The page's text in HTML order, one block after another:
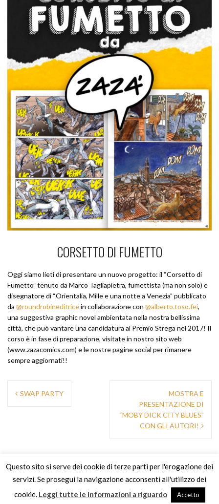
CORSETTO DI FUMETTO
Oggi siamo lieti di presentare un nuovo progetto: il “Corsetto di
Fumetto” tenuto da Marco Tagliapietra, fumettista (ma non solo) e
disegnatore di “Orientalia, Mille e una notte a Venezia” pubblicato
da @roundrobineditricein collaborazione con @alberto.toso.fei,
una suggestiva graphic novel ambientata nella nostra bellissima
città, che può vantare una candidatura al Premio Strega nel 2017! Il
corso è in fase di preparazione, visitate in nostro sito web
(www.zazacomics.com) e le nostre pagine social per rimanere
sempre aggiornati!!
Navigazione
SWAP PARTY
MOSTRA E
PRESENTAZIONE DI
“MOBY DICK CITY BLUES”
CON GLI AUTORI!
Funziona grazie a WordPress|Tema:Oriaby JustFreeThemes.
Questo sito si serve dei cookie di terze parti per l'erogazione dei
servizi. Se prosegui la navigazione acconsenti all'utilizzo dei
cookie. Leggi tutte le informazioni a riguardo Accetto